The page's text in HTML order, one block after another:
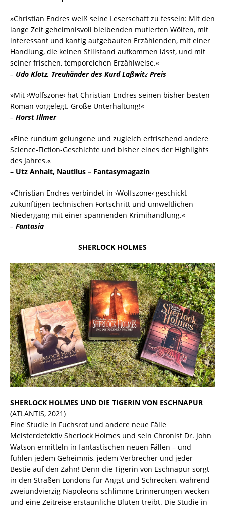
»Christian Endres weiß seine Leserschaft zu fesseln: Mit den
lange Zeit geheimnisvoll bleibenden mutierten Wölfen, mit
interessant und kantig aufgebauten Erzählenden, mit einer
Handlung, die keinen Stillstand aufkommen lässt, und mit
seiner frischen, temporeichen Erzählweise.«
– Udo Klotz, Treuhänder des Kurd Laßwitz Preis
»Mit ›Wolfszone‹ hat Christian Endres seinen bisher besten
Roman vorgelegt. Große Unterhaltung!«
– Horst Illmer
»Eine rundum gelungene und zugleich erfrischend andere
Science-Fiction-Geschichte und bisher eines der Highlights
des Jahres.«
– Utz Anhalt, Nautilus – Fantasymagazin
»Christian Endres verbindet in ›Wolfszone‹ geschickt
zukünftigen technischen Fortschritt und umweltlichen
Niedergang mit einer spannenden Krimihandlung.«
– Fantasia
SHERLOCK HOLMES
SHERLOCK HOLMES UND DIE TIGERIN VON ESCHNAPUR
(ATLANTIS, 2021)
Eine Studie in Fuchsrot und andere neue Fälle
Meisterdetektiv Sherlock Holmes und sein Chronist Dr. John
Watson ermitteln in fantastischen neuen Fällen – und
fühlen jedem Geheimnis, jedem Verbrecher und jeder
Bestie auf den Zahn! Denn die Tigerin von Eschnapur sorgt
in den Straßen Londons für Angst und Schrecken, während
zweiundvierzig Napoleons schlimme Erinnerungen wecken
und eine Zeitreise erstaunliche Blüten treibt. Die Studie in